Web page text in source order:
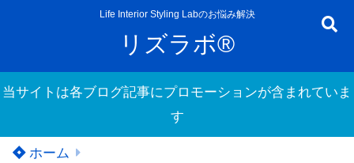
Life Interior Styling Labのお悩み解決
リズラボ®
当サイトは各ブログ記事にプロモーションが含まれていま
す
ホーム